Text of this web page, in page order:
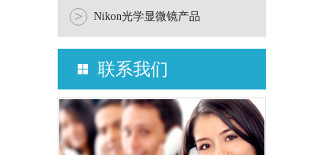
> Nikon光学显微镜产品
联系我们